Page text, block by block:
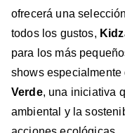
ofrecerá una
todos los gustos,
para los más
shows
Verde, una iniciativa
ambiental y la